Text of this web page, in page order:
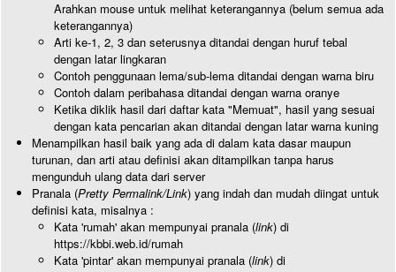
Arahkan mouse untuk melihat keterangannya (belum semua ada
keterangannya)
Arti ke-1, 2, 3 dan seterusnya ditandai dengan huruf tebal
dengan latar lingkaran
Contoh penggunaan lema/sub-lema ditandai dengan warna biru
Contoh dalam peribahasa ditandai dengan warna oranye
Ketika diklik hasil dari daftar kata "Memuat", hasil yang sesuai
dengan kata pencarian akan ditandai dengan latar warna kuning
Menampilkan hasil baik yang ada di dalam kata dasar maupun
turunan, dan arti atau definisi akan ditampilkan tanpa harus
mengunduh ulang data dari server
Pranala (Pretty Permalink/Link) yang indah dan mudah diingat untuk
definisi kata, misalnya :
Kata 'rumah' akan mempunyai pranala (link) di
https://kbbi.web.id/rumah
Kata 'pintar' akan mempunyai pranala (link) di